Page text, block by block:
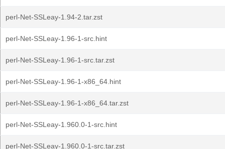
perl-Net-SSLeay-1.94-2.tar.zst
perl-Net-SSLeay-1.96-1-src.hint
perl-Net-SSLeay-1.96-1-src.tar.zst
perl-Net-SSLeay-1.96-1-x86_64.hint
perl-Net-SSLeay-1.96-1-x86_64.tar.zst
perl-Net-SSLeay-1.960.0-1-src.hint
perl-Net-SSLeay-1.960.0-1-src.tar.zst